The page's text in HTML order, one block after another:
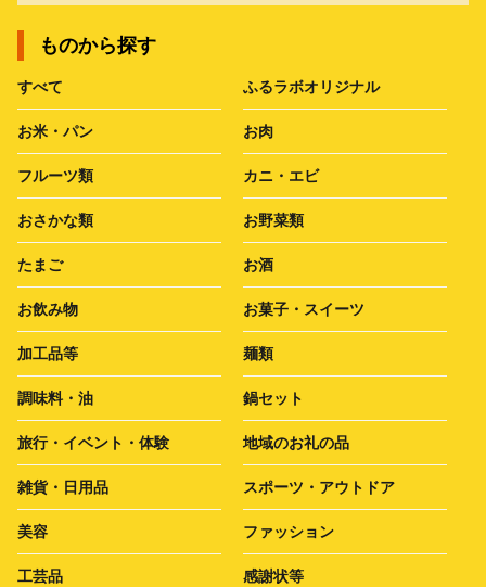
ものから探す
すべて ふるラボオリジナル
お米・パン お肉
フルーツ類 カニ・エビ
おさかな類 お野菜類
たまご お酒
お飲み物 お菓子・スイーツ
加工品等 麺類
調味料・油 鍋セット
旅行・イベント・体験 地域のお礼の品
雑貨・日用品 スポーツ・アウトドア
美容 ファッション
工芸品 感謝状等